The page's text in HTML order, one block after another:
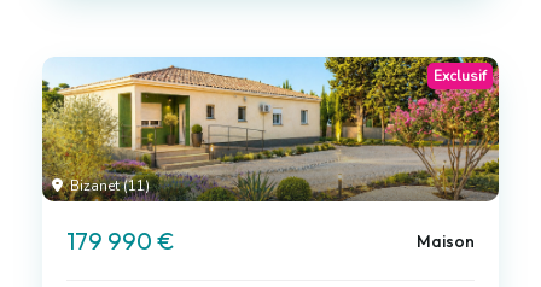
Bizanet (11)
Exclusif
179 990 € Maison